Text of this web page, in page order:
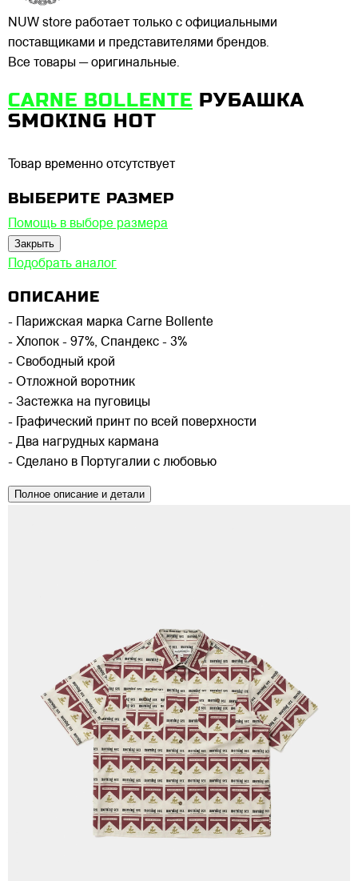
NUW store работает только с официальными
поставщиками и представителями брендов.
Все товары — оригинальные.
CARNE BOLLENTE РУБАШКА
SMOKING HOT
Товар временно отсутствует
ВЫБЕРИТЕ РАЗМЕР
Помощь в выборе размера
Закрыть
Подобрать аналог
ОПИСАНИЕ
- Парижская марка Carne Bollente
- Хлопок - 97%, Спандекс - 3%
- Свободный крой
- Отложной воротник
- Застежка на пуговицы
- Графический принт по всей поверхности
- Два нагрудных кармана
- Сделано в Португалии с любовью
Полное описание и детали